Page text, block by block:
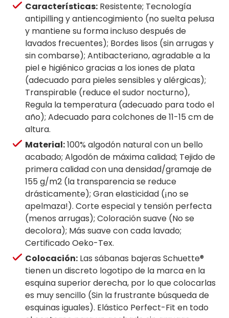
Características: Resistente; Tecnología
antipilling y antiencogimiento (no suelta pelusa
y mantiene su forma incluso después de
lavados frecuentes); Bordes lisos (sin arrugas y
sin combarse); Antibacteriano, agradable a la
piel e higiénico gracias a los iones de plata
(adecuado para pieles sensibles y alérgicas);
Transpirable (reduce el sudor nocturno),
Regula la temperatura (adecuado para todo el
año); Adecuado para colchones de 11-15 cm de
altura.
Material:100% algodón natural con un bello
acabado; Algodón de máxima calidad; Tejido de
primera calidad con una densidad/gramaje de
155 g/m2 (la transparencia se reduce
drásticamente); Gran elasticidad (¡no se
apelmaza!). Corte especial y tensión perfecta
(menos arrugas); Coloración suave (No se
decolora); Más suave con cada lavado;
Certificado Oeko-Tex.
Colocación: Las sábanas bajeras Schuette®
tienen un discreto logotipo de la marca en la
esquina superior derecha, por lo que colocarlas
es muy sencillo (Sin la frustrante búsqueda de
esquinas iguales). Elástico Perfect-Fit en todo